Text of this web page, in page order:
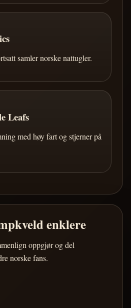
samler norske nattugler.
Leafs
med høy fart og stjerner på
enklere
oppgjør og del
norske fans.